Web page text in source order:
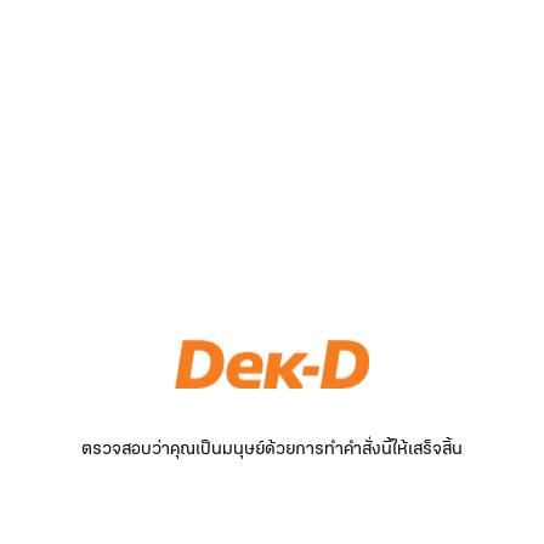
ตรวจสอบว่าคุณเป็นมนุษย์ด้วยการทำคำสั่งนี้ให้เสร็จสิ้น